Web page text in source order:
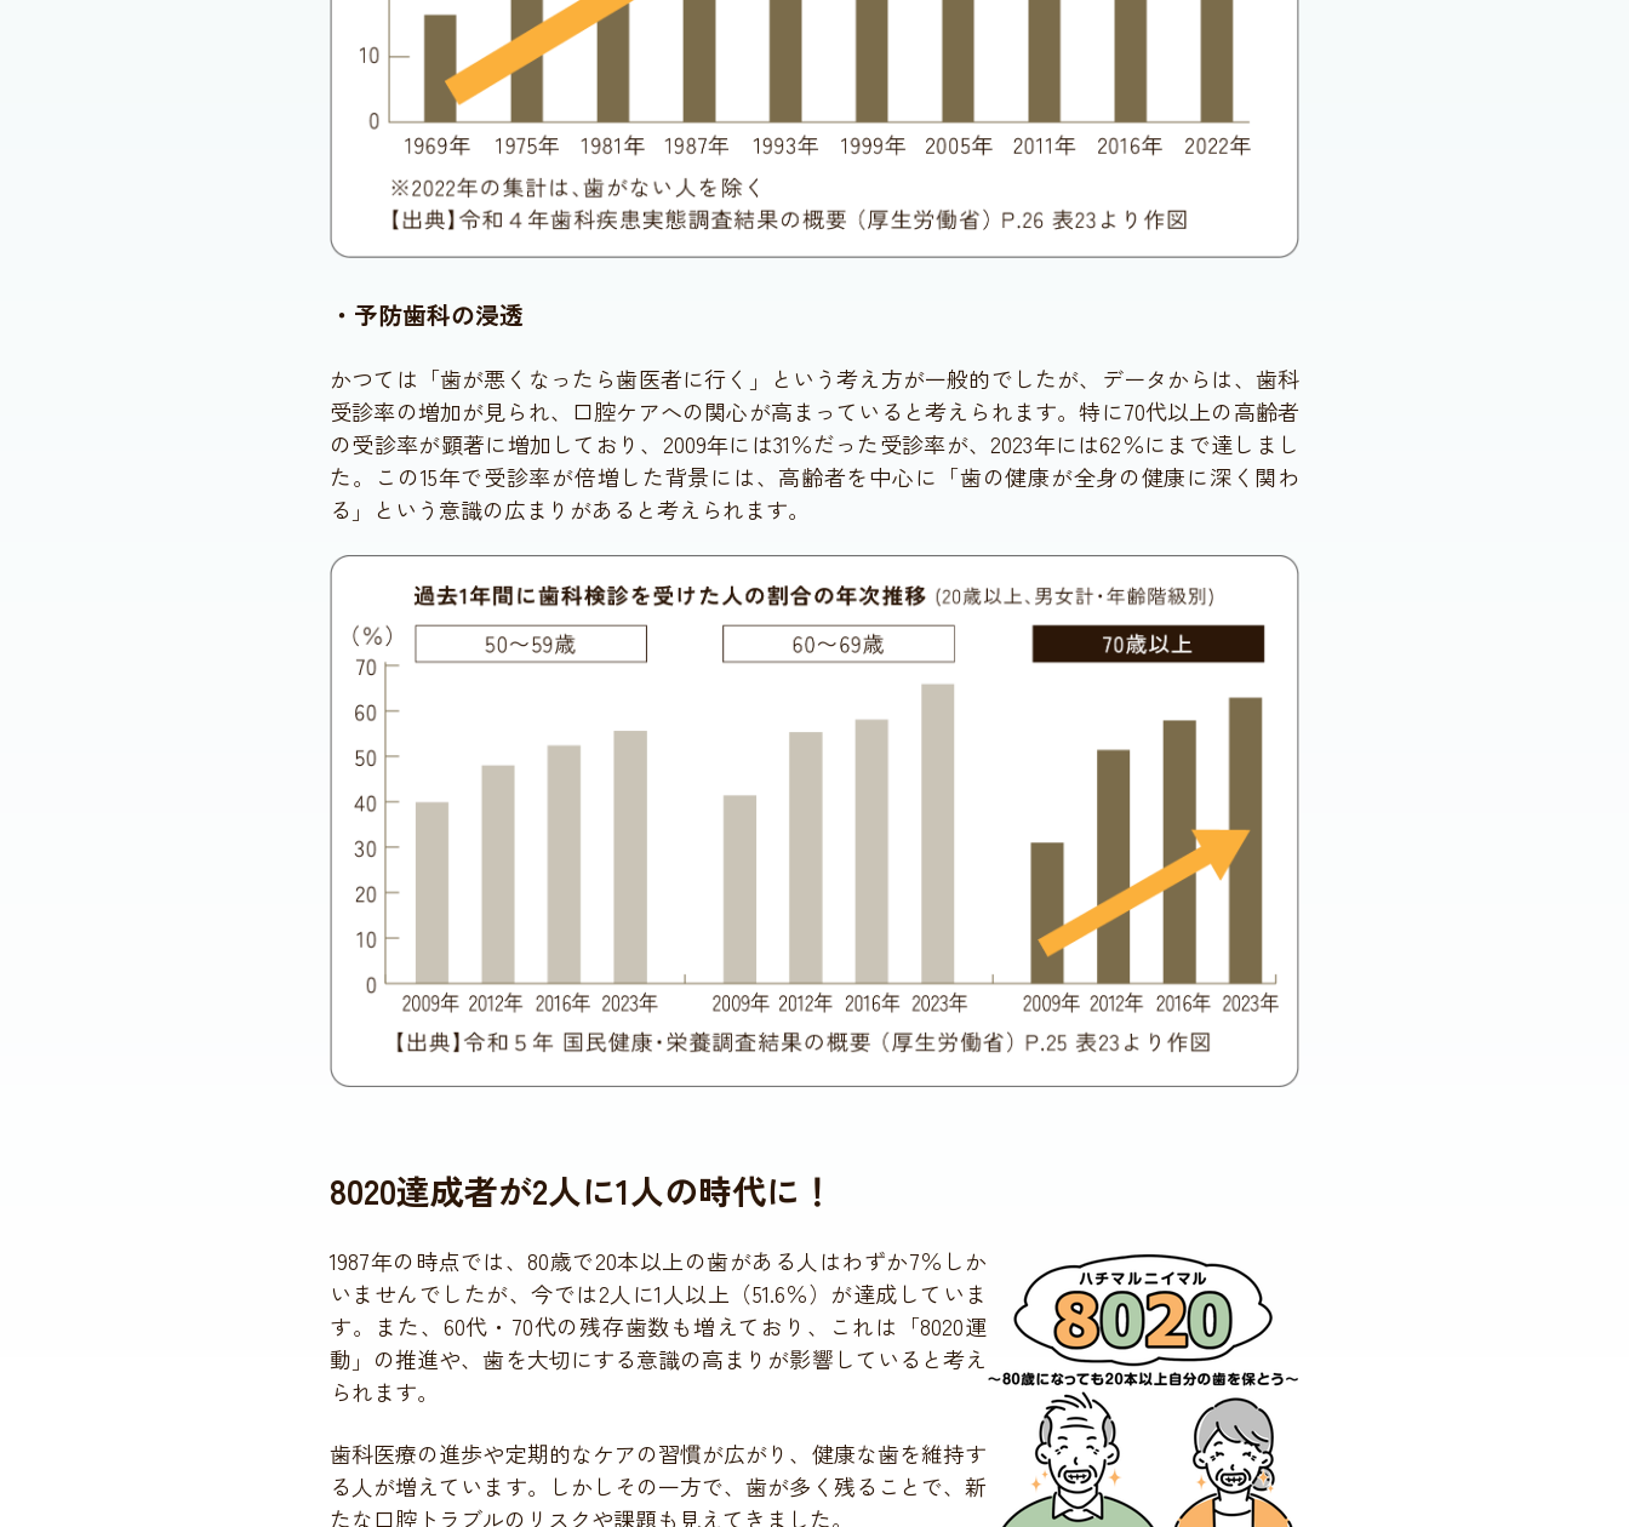
・予防歯科の浸透
かつては「歯が悪くなったら歯医者に行く」という考え方が一般的でしたが、データからは、歯科
受診率の増加が見られ、口腔ケアへの関心が高まっていると考えられます。特に70代以上の高齢者
の受診率が顕著に増加しており、2009年には31％だった受診率が、2023年には62％にまで達しまし
た。この15年で受診率が倍増した背景には、高齢者を中心に「歯の健康が全身の健康に深く関わ
る」という意識の広まりがあると考えられます。
8020達成者が2人に1人の時代に！
1987年の時点では、80歳で20本以上の歯がある人はわずか7％しか
いませんでしたが、今では2人に1人以上（51.6％）が達成していま
す。また、60代・70代の残存歯数も増えており、これは「8020運
動」の推進や、歯を大切にする意識の高まりが影響していると考え
られます。
歯科医療の進歩や定期的なケアの習慣が広がり、健康な歯を維持す
る人が増えています。しかしその一方で、歯が多く残ることで、新
たな口腔トラブルのリスクや課題も見えてきました。